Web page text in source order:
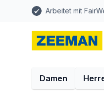
Arbeitet mit
Damen